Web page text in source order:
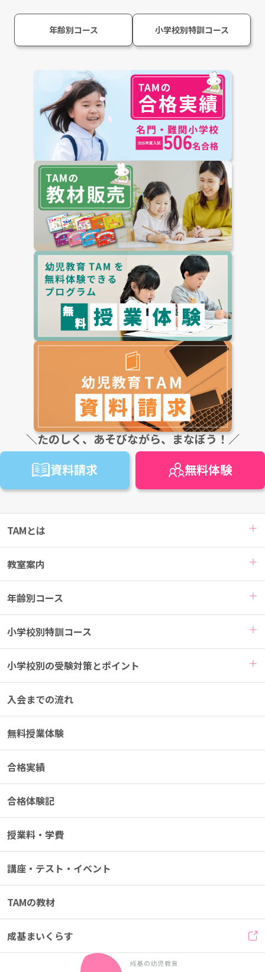
年齢別コース 小学校別特訓コース
＼たのしく、あそびながら、まなぼう！／
資料請求 無料体験
TAMとは
教室案内
年齢別コース
小学校別特訓コース
小学校別の受験対策とポイント
入会までの流れ
無料授業体験
合格実績
合格体験記
授業料・学費
講座・テスト・イベント
TAMの教材
成基まいくらす